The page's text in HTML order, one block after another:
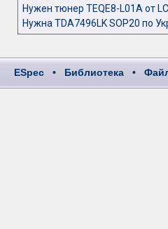
Нужен тюнер TEQE8-L01A от
Нужна TDA7496LK SOP20 по
ESpec • Библиотека •